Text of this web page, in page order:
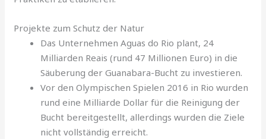
Projekte zum Schutz der Natur
Das Unternehmen Aguas do Rio plant, 24
Milliarden Reais (rund 47 Millionen Euro) in die
Säuberung der Guanabara-Bucht zu investieren.
Vor den Olympischen Spielen 2016 in Rio wurden
rund eine Milliarde Dollar für die Reinigung der
Bucht bereitgestellt, allerdings wurden die Ziele
nicht vollständig erreicht.